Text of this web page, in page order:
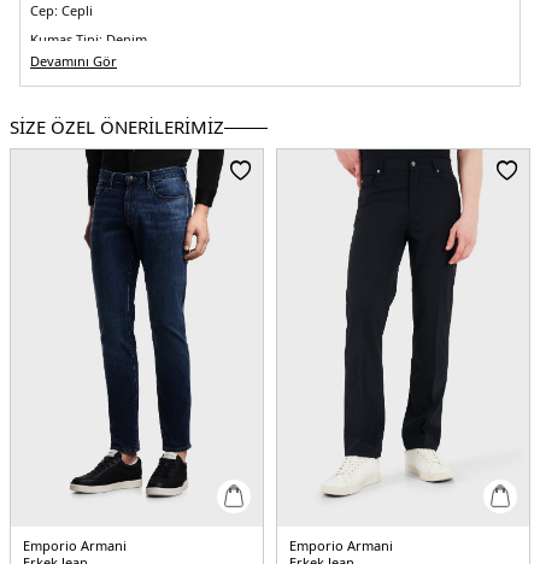
Cep: Cepli
Kumaş Tipi: Denim
Bel:Düşük Bel
Paça Tipi:
Dar Paça
Manken Bedeni:Boy : 1.90 cm / Göğüs : 108 cm / Bel : 85 cm / Basen : 100 cm
/ Beden : 31
Yaş Grubu:
Yetişkin
Türkiye
5DY1EM000668AF20752MB001.12
Devamını Gör
SİZE ÖZEL ÖNERİLERİMİZ
Emporio Armani
Emporio Armani